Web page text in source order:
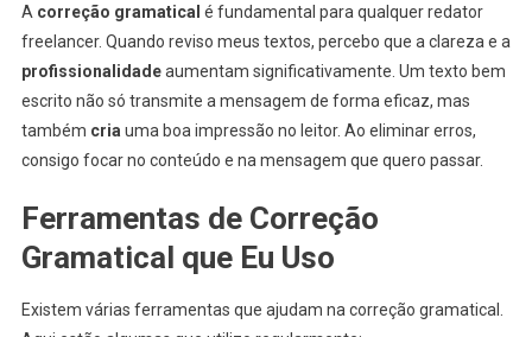
A correção gramatical é fundamental para qualquer redator
freelancer. Quando reviso meus textos, percebo que a clareza e a
profissionalidadeaumentam significativamente. Um texto bem
escrito não só transmite a mensagem de forma eficaz, mas
também criauma boa impressão no leitor. Ao eliminar erros,
consigo focar no conteúdo e na mensagem que quero passar.
Ferramentas de Correção
Gramatical que Eu Uso
Existem várias ferramentas que ajudam na correção gramatical.